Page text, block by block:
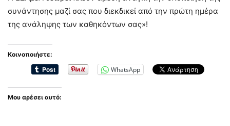
συνάντησης μαζί σας που διεκδικεί από την πρώτη ημέρα
της ανάληψης των καθηκόντων σας»!
Κοινοποιήστε:
WhatsApp
Μου αρέσει αυτό: